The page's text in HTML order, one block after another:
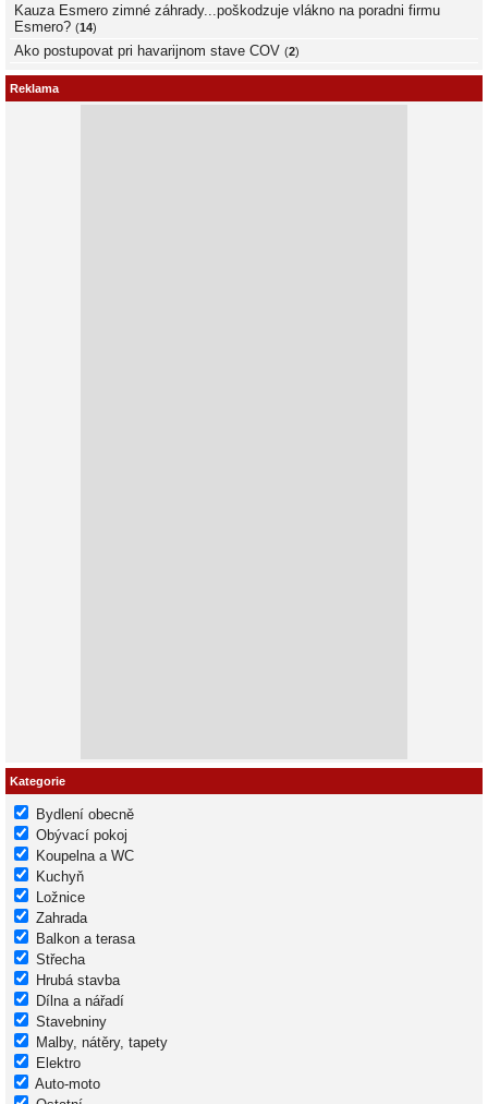
Kauza Esmero zimné záhrady...poškodzuje vlákno na poradni firmu
Esmero? (14)
Ako postupovat pri havarijnom stave COV (2)
Reklama
Kategorie
Bydlení obecně
Obývací pokoj
Koupelna a WC
Kuchyň
Ložnice
Zahrada
Balkon a terasa
Střecha
Hrubá stavba
Dílna a nářadí
Stavebniny
Malby, nátěry, tapety
Elektro
Auto-moto